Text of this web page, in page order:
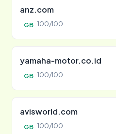
anz.com
GB 100/100
yamaha-motor.co.id
GB 100/100
avisworld.com
GB 100/100